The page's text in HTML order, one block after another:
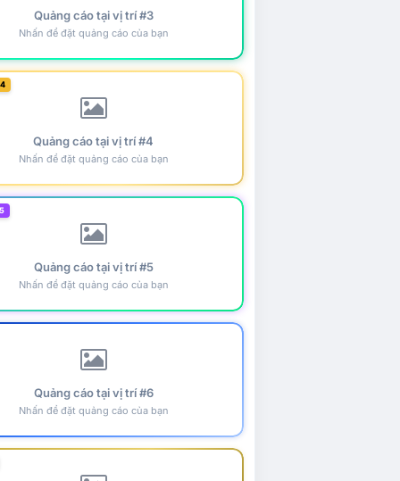
Quảng cáo tại vị trí #3
Nhấn để đặt quảng cáo của bạn
Quảng cáo tại vị trí #4
Nhấn để đặt quảng cáo của bạn
Quảng cáo tại vị trí #5
Nhấn để đặt quảng cáo của bạn
Quảng cáo tại vị trí #6
Nhấn để đặt quảng cáo của bạn